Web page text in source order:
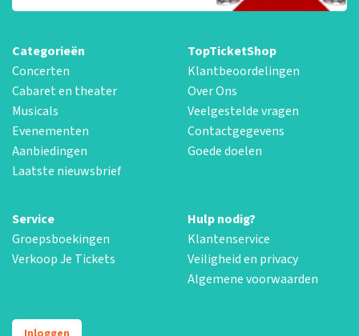
Categorieën
Concerten
Cabaret en theater
Musicals
Evenementen
Aanbiedingen
Laatste nieuwsbrief
TopTicketShop
Klantbeoordelingen
Over Ons
Veelgestelde vragen
Contactgegevens
Goede doelen
Service
Groepsboekingen
Verkoop Je Tickets
Hulp nodig?
Klantenservice
Veiligheid en privacy
Algemene voorwaarden